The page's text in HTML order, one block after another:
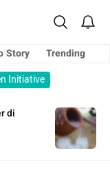
Story
Trending
Initiative
di